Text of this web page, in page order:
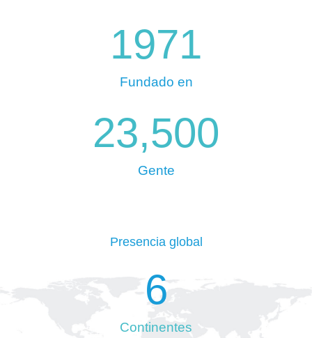
Fundado en
1971
Gente
23,500
Presencia global
Continentes
6